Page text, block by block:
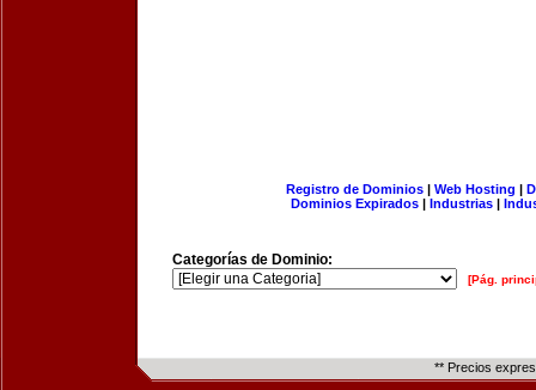
Registro de Dominios| Web Hosting |
Dominios Expirados | Industrias |
Categorías de Dominio:
[Pág.
** Precios